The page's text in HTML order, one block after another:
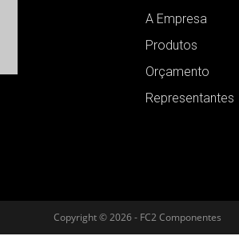
A Empresa
Produtos
Orçamento
Representantes
Copyright © 2026 - FC2 Componentes